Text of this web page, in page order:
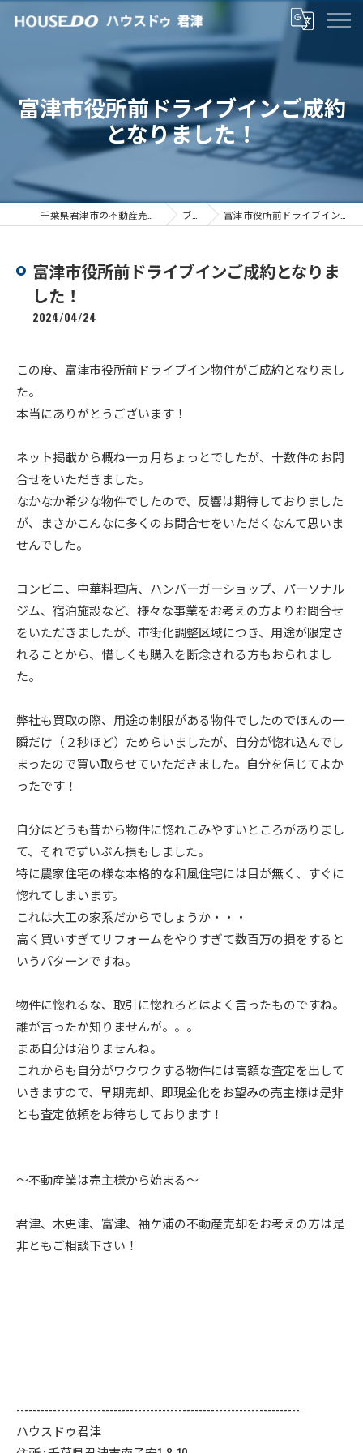
富津市役所前ドライブインご成約
となりました！
ブログ 富津市役所前ドライブインご成約となりました！
富津市役所前ドライブインご成約となりま
した！
2024/04/24
この度、富津市役所前ドライブイン物件がご成約となりまし
た。
本当にありがとうございます！
ネット掲載から概ね一ヵ月ちょっとでしたが、十数件のお問
合せをいただきました。
なかなか希少な物件でしたので、反響は期待しておりました
が、まさかこんなに多くのお問合せをいただくなんて思いま
せんでした。
コンビニ、中華料理店、ハンバーガーショップ、パーソナル
ジム、宿泊施設など、様々な事業をお考えの方よりお問合せ
をいただきましたが、市街化調整区域につき、用途が限定さ
れることから、惜しくも購入を断念される方もおられまし
た。
弊社も買取の際、用途の制限がある物件でしたのでほんの一
瞬だけ（２秒ほど）ためらいましたが、自分が惚れ込んでし
まったので買い取らせていただきました。自分を信じてよか
ったです！
自分はどうも昔から物件に惚れこみやすいところがありまし
て、それでずいぶん損もしました。
特に農家住宅の様な本格的な和風住宅には目が無く、すぐに
惚れてしまいます。
これは大工の家系だからでしょうか・・・
高く買いすぎてリフォームをやりすぎて数百万の損をすると
いうパターンですね。
物件に惚れるな、取引に惚れろとはよく言ったものですね。
誰が言ったか知りませんが。。。
まあ自分は治りませんね。
これからも自分がワクワクする物件には高額な査定を出して
いきますので、早期売却、即現金化をお望みの売主様は是非
とも査定依頼をお待ちしております！
～不動産業は売主様から始まる～
君津、木更津、富津、袖ケ浦の不動産売却をお考えの方は是
非ともご相談下さい！
----------------------------------------------------------------------
ハウスドゥ君津